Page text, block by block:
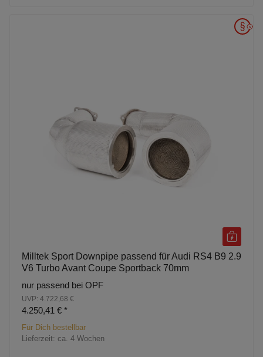
Milltek Sport Downpipe passend für Audi RS4 B9 2.9
V6 Turbo Avant Coupe Sportback 70mm
nur passend bei OPF
UVP: 4.722,68 €
4.250,41 € *
Für Dich bestellbar
Lieferzeit: ca. 4 Wochen